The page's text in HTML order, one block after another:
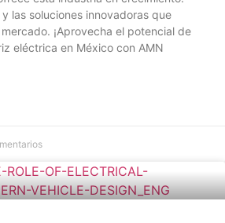
las soluciones innovadoras que
¡Aprovecha el potencial de
eléctrica en México con AMN